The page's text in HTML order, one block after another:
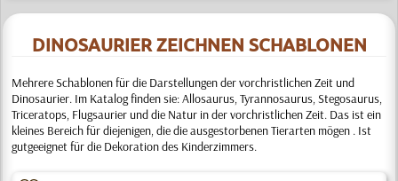
DINOSAURIER ZEICHNEN SCHABLONEN
Mehrere Schablonen für die Darstellungen der vorchristlichen Zeit und
Dinosaurier. Im Katalog finden sie: Allosaurus, Tyrannosaurus, Stegosaurus,
Triceratops, Flugsaurier und die Natur in der vorchristlichen Zeit. Das ist ein
kleines Bereich für diejenigen, die die ausgestorbenen Tierarten mögen . Ist
gutgeeignet für die Dekoration des Kinderzimmers.